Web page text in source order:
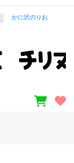
かに沢のりお